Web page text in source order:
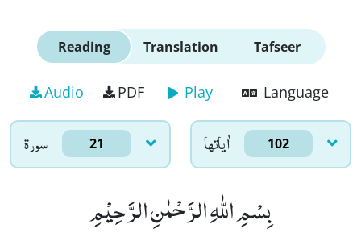
Reading Translation Tafseer
Audio PDF Play Language
سورۃ 21 اٰياتها 102
بِسْمِ اللّٰهِ الرَّحْمٰنِ الرَّحِیْمِ